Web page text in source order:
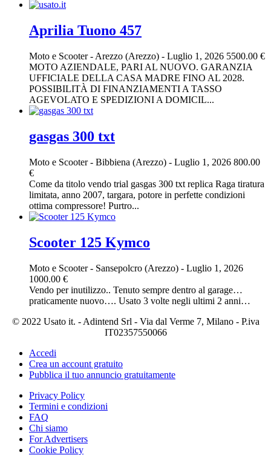
Aprilia Tuono 457
Moto e Scooter- Arezzo (Arezzo) - Luglio 1, 2026 5500.00 €
MOTO AZIENDALE, PARI AL NUOVO. GARANZIA
UFFICIALE DELLA CASA MADRE FINO AL 2028.
POSSIBILITÀ DI FINANZIAMENTI A TASSO
AGEVOLATO E SPEDIZIONI A DOMICIL...
gasgas 300 txt
Moto e Scooter- Bibbiena (Arezzo) - Luglio 1, 2026 800.00
€
Come da titolo vendo trial gasgas 300 txt replica Raga tiratura
limitata, anno 2007, targara, potore in perfette condizioni
ottima compressore! Purtro...
Scooter 125 Kymco
Moto e Scooter- Sansepolcro (Arezzo) - Luglio 1, 2026
1000.00 €
Vendo per inutilizzo.. Tenuto sempre dentro al garage…
praticamente nuovo…. Usato 3 volte negli ultimi 2 anni…
© 2022 Usato it. - Adintend Srl - Via dal Verme 7, Milano - P.iva
IT02357550066
Accedi
Crea un account gratuito
Pubblica il tuo annuncio gratuitamente
Privacy Policy
Termini e condizioni
FAQ
Chi siamo
For Advertisers
Cookie Policy